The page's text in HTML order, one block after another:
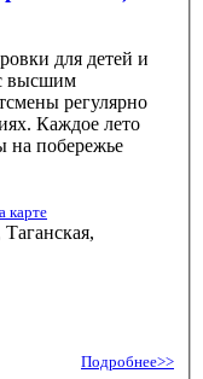
для детей и
высшим
регулярно
Каждое лето
на побережье
карте
Таганская,
Подробнее>>